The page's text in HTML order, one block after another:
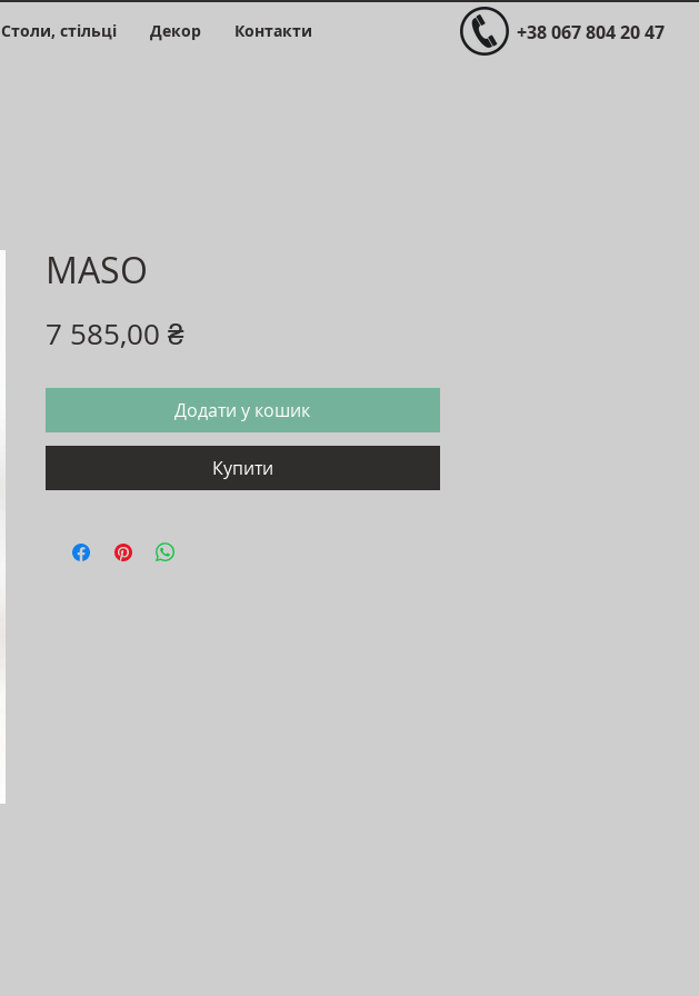
Столи, стільці Декор Контакти +38 067 804 20 47
MASO
7 585,00 ₴Ціна
Додати у кошик
Купити